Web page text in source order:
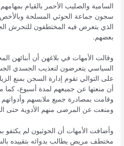
السامية والصليب الأحمر بالقيام
سجون جماعة الحوثي المسلحة
الذي يتعرض فيه المختطفون للتحرش
بعضهم.
وقالت الأمهات في بلاغهن أن أبنائهن
السياسي يتعرضون لتعذيب الجسدي
على التوالي تقوم إدارة السجن بمنع
أن منعتها عن جميعهم لمدة أسبوع، كما
وقامت بمصادرة جميع ملابسهم
ومنعت عن المرضى منهم الأدوية حتى
وأضافت الأمهات أن الحوثيون لم يكتفو
مختطف مريض يطالب بدوائه بتقييده